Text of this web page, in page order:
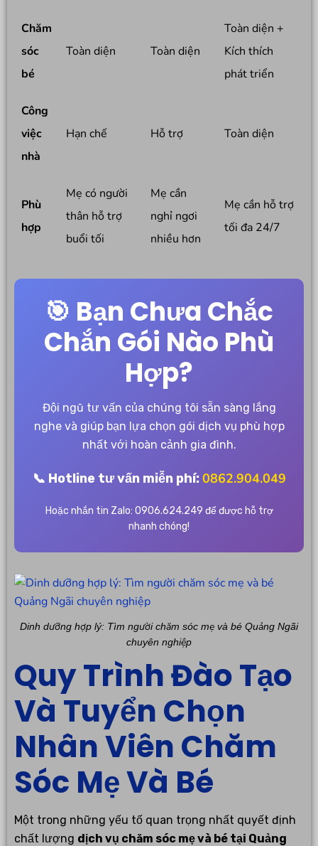
Chăm
sóc
bé
Toàn diện Toàn diện
Toàn diện +
Kích thích
phát triển
Công
việc
nhà
Hạn chế Hỗ trợ Toàn diện
Phù
hợp
Mẹ có người
thân hỗ trợ
buổi tối
Mẹ cần
nghỉ ngơi
nhiều hơn
Mẹ cần hỗ trợ
tối đa 24/7
🎯 Bạn Chưa Chắc
Chắn Gói Nào Phù
Hợp?
Đội ngũ tư vấn của chúng tôi sẵn sàng lắng
nghe và giúp bạn lựa chọn gói dịch vụ phù hợp
nhất với hoàn cảnh gia đình.
📞 Hotline tư vấn miễn phí:0862.904.049
Hoặc nhắn tin Zalo: 0906.624.249 để được hỗ trợ
nhanh chóng!
Dinh dưỡng hợp lý: Tìm người chăm sóc mẹ và bé Quảng Ngãi
chuyên nghiệp
Quy Trình Đào Tạo
Và Tuyển Chọn
Nhân Viên Chăm
Sóc Mẹ Và Bé
Một trong những yếu tố quan trọng nhất quyết định
chất lượng dịch vụ chăm sóc mẹ và bé tại Quảng